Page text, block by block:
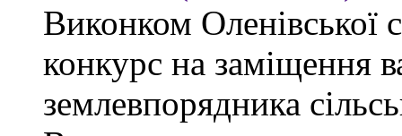
Виконком Оленівської
конкурс на заміщення
землевпорядника